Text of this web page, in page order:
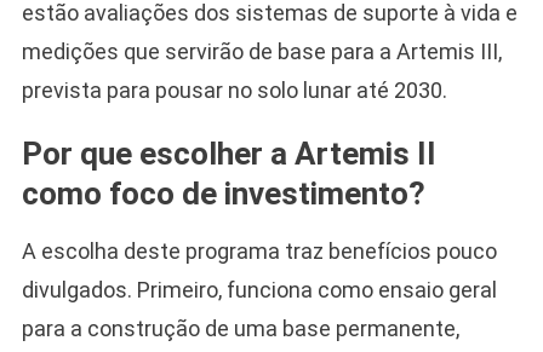
estão avaliações dos sistemas de suporte à vida e
medições que servirão de base para a Artemis III,
prevista para pousar no solo lunar até 2030.
Por que escolher a Artemis II
como foco de investimento?
A escolha deste programa traz benefícios pouco
divulgados. Primeiro, funciona como ensaio geral
para a construção de uma base permanente,